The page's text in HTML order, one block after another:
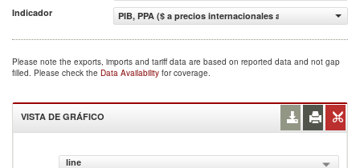
Indicador
PIB, PPA ($ a precios internacionales actuales)
Please note the exports, imports and tariff data are based on reported data and not gap
filled. Please check the Data Availability for coverage.
VISTA DE GRÁFICO
line